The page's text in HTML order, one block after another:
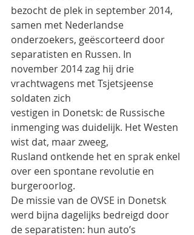
bezocht de plek in september 2014,
samen met Nederlandse
onderzoekers, geëscorteerd door
separatisten en Russen. In
november 2014 zag hij drie
vrachtwagens met Tsjetsjeense
soldaten zich
vestigen in Donetsk: de Russische
inmenging was duidelijk. Het Westen
wist dat, maar zweeg,
Rusland ontkende het en sprak enkel
over een spontane revolutie en
burgeroorlog.
De missie van de OVSE in Donetsk
werd bijna dagelijks bedreigd door
de separatisten: hun auto’s